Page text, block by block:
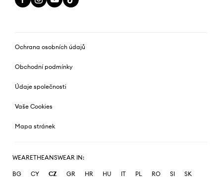
Ochrana osobních údajů
Obchodní podmínky
Údaje společnosti
Vaše Cookies
Mapa stránek
WEARETHEANSWEAR IN:
BG CY CZ GR HR HU IT PL RO SI SK